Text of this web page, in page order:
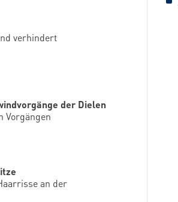
verhindert
der Dielen
Vorgängen
an der